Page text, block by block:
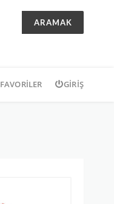
ARAMAK
FAVORILER GIRIŞ